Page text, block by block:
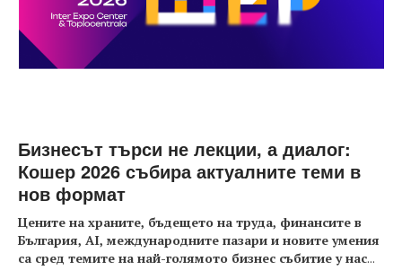
Бизнесът търси не лекции, а диалог:
Кошер 2026 събира актуалните теми в
нов формат
Цените на храните, бъдещето на труда, финансите в
България, AI, международните пазари и новите умения
са сред темите на най-голямото бизнес събитие у нас...